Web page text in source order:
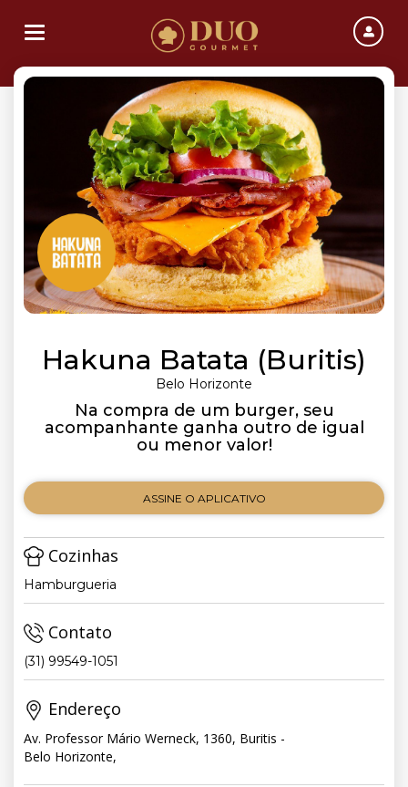
Toggle navigation
Hakuna Batata (Buritis)
Belo Horizonte
Na compra de um burger, seu
acompanhante ganha outro de igual
ou menor valor!
ASSINE O APLICATIVO
Cozinhas
Hamburgueria
Contato
(31) 99549-1051
Endereço
Av. Professor Mário Werneck, 1360, Buritis -
Belo Horizonte,